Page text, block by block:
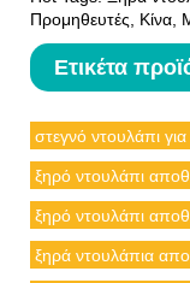
Προμηθευτές, Κίνα,
Ετικέτα
στεγνό ντουλάπι
ξηρό ντουλάπι
ξηρό ντουλάπι
ξηρά ντουλάπια